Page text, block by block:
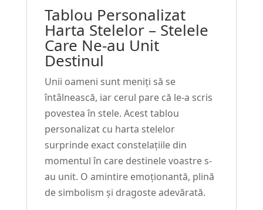
Tablou Personalizat
Harta Stelelor – Stelele
Care Ne-au Unit
Destinul
Unii oameni sunt meniți să se
întâlnească, iar cerul pare că le-a scris
povestea în stele. Acest tablou
personalizat cu harta stelelor
surprinde exact constelațiile din
momentul în care destinele voastre s-
au unit. O amintire emoționantă, plină
de simbolism și dragoste adevărată.